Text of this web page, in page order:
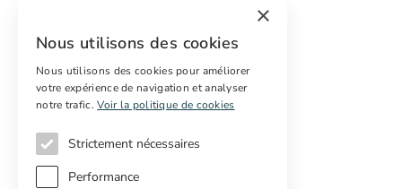
Marketing digital
Acheteurs internationaux
Propriétés off-market
×
Nous utilisons des cookies
Nous utilisons des cookies pour améliorer
votre expérience de navigation et analyser
notre trafic. Voir la politique de cookies
Strictement nécessaires
Performance